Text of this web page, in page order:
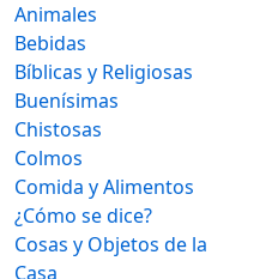
Animales
Bebidas
Bíblicas y Religiosas
Buenísimas
Chistosas
Colmos
Comida y Alimentos
¿Cómo se dice?
Cosas y Objetos de la
Casa